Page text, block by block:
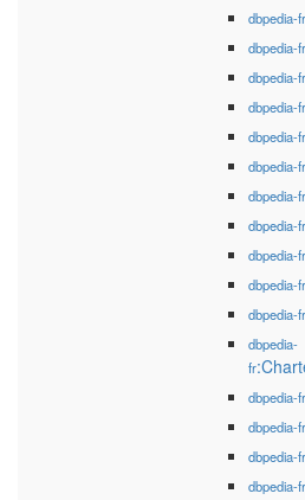
dbpedia-fr
dbpedia-fr
dbpedia-fr
dbpedia-fr
dbpedia-fr
dbpedia-fr
dbpedia-fr
dbpedia-fr
dbpedia-fr
dbpedia-fr
dbpedia-fr
dbpedia-
fr
dbpedia-fr
dbpedia-fr
dbpedia-fr
dbpedia-fr